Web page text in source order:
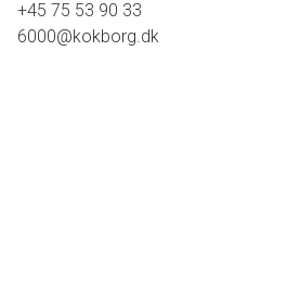
+45 75 53 90 33
6000@kokborg.dk